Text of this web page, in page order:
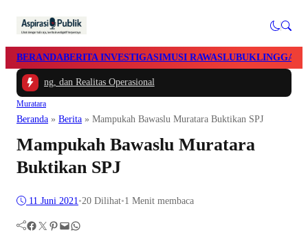
BERANDABERITA INVESTIGASIMUSI RAWASLUBUKLINGGAU
dan Realitas Operasional
Muratara
Beranda » Berita » Mampukah Bawaslu Muratara Buktikan SPJ
Mampukah Bawaslu Muratara
Buktikan SPJ
11 Juni 2021•20 Dilihat•1 Menit membaca
Facebook Twitter Pinterest Mail WhatsApp